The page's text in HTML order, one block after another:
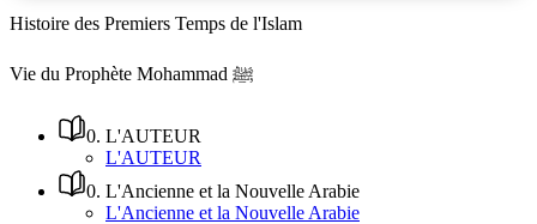
Histoire des Premiers Temps de l'Islam
Vie du Prophète Mohammad ﷺ
0. L'AUTEUR
L'AUTEUR
0. L'Ancienne et la Nouvelle Arabie
L'Ancienne et la Nouvelle Arabie